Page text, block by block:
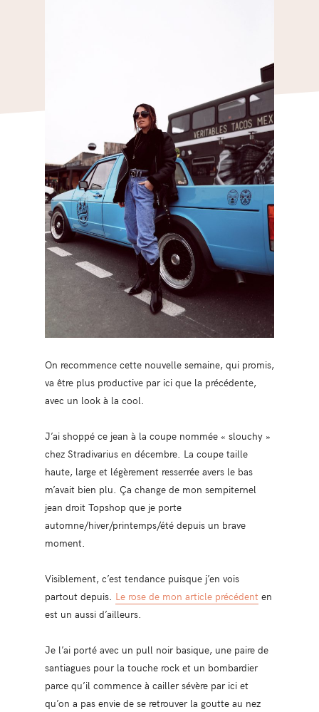
On recommence cette nouvelle semaine, qui promis,
va être plus productive par ici que la précédente,
avec un look à la cool.
J’ai shoppé ce jean à la coupe nommée « slouchy »
chez Stradivarius en décembre. La coupe taille
haute, large et légèrement resserrée avers le bas
m’avait bien plu. Ça change de mon sempiternel
jean droit Topshop que je porte
automne/hiver/printemps/été depuis un brave
moment.
Visiblement, c’est tendance puisque j’en vois
partout depuis. Le rose de mon article précédent en
est un aussi d’ailleurs.
Je l’ai porté avec un pull noir basique, une paire de
santiagues pour la touche rock et un bombardier
parce qu’il commence à cailler sévère par ici et
qu’on a pas envie de se retrouver la goutte au nez